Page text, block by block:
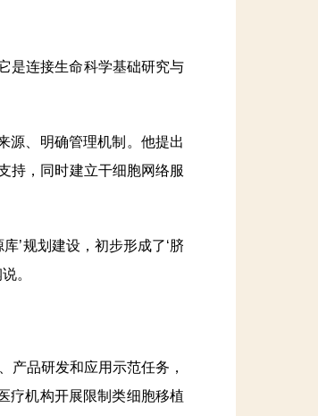
是连接生命科学基础研究与
源、明确管理机制。他提出
持，同时建立干细胞网络服
’规划建设，初步形成了‘脐
。
品研发和应用示范任务，
疗机构开展限制类细胞移植